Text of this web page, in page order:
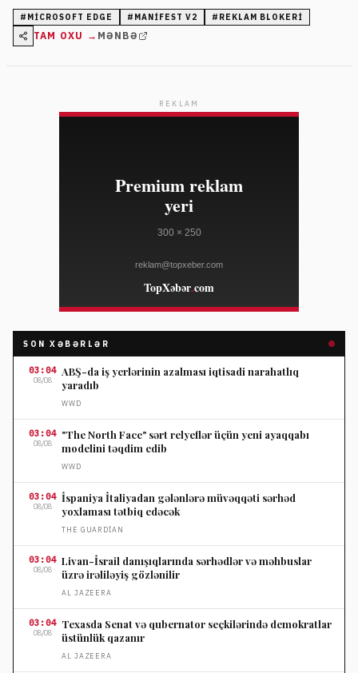
İstifadəçilər Manifest V3 versiyasına keçməli və ya başqa
brauzer seçməlidirlər.
# MICROSOFT EDGE # MANIFEST V2 # REKLAM BLOKERI
TAM OXU → MƏNBƏ
REKLAM
SON XƏBƏRLƏR
03:04
08/08
ABŞ-da iş yerlərinin azalması iqtisadi narahatlıq
yaradıb
WWD
03:04
08/08
"The North Face" sərt relyeflər üçün yeni ayaqqabı
modelini təqdim edib
WWD
03:04
08/08
İspaniya İtaliyadan gələnlərə müvəqqəti sərhəd
yoxlaması tətbiq edəcək
THE GUARDIAN
03:04
08/08
Livan-İsrail danışıqlarında sərhədlər və məhbuslar
üzrə irəliləyiş gözlənilir
AL JAZEERA
03:04
08/08
Texasda Senat və qubernator seçkilərində demokratlar
üstünlük qazanır
AL JAZEERA